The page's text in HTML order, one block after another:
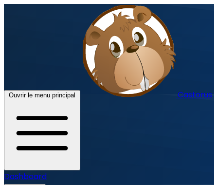
Ouvrir le menu principal Castorus
Dashboard